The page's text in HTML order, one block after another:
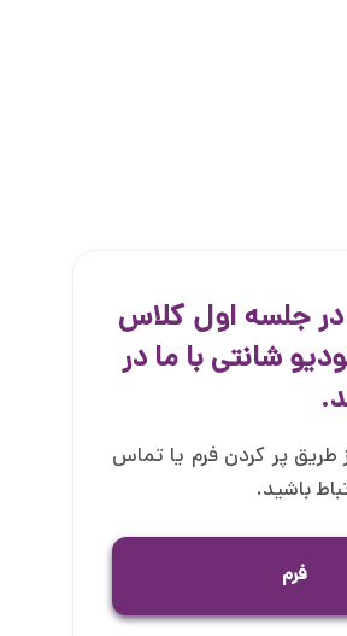
جلسه اول کلاس
شانتی با ما در
طریق پر کردن فرم یا تماس
باشید.
فرم